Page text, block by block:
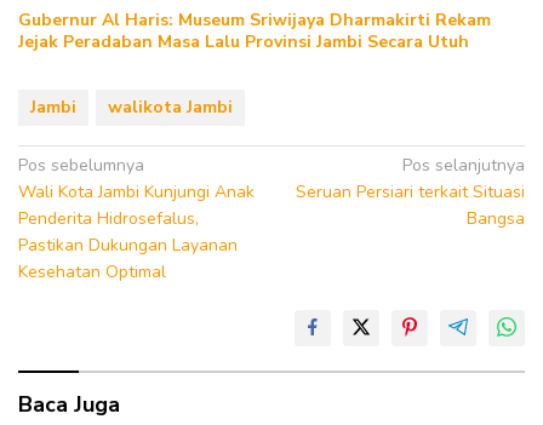
Gubernur Al Haris: Museum Sriwijaya Dharmakirti Rekam
Jejak Peradaban Masa Lalu Provinsi Jambi Secara Utuh
Jambi walikota Jambi
Navigasi
pos
Pos sebelumnya
Wali Kota Jambi Kunjungi Anak
Penderita Hidrosefalus,
Pastikan Dukungan Layanan
Kesehatan Optimal
Pos selanjutnya
Seruan Persiari terkait Situasi
Bangsa
Baca Juga